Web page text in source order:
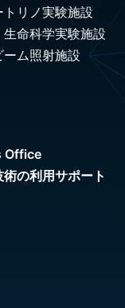
トリノ実験施設
生命科学実験施設
ーム照射施設
Office
術の利用サポート